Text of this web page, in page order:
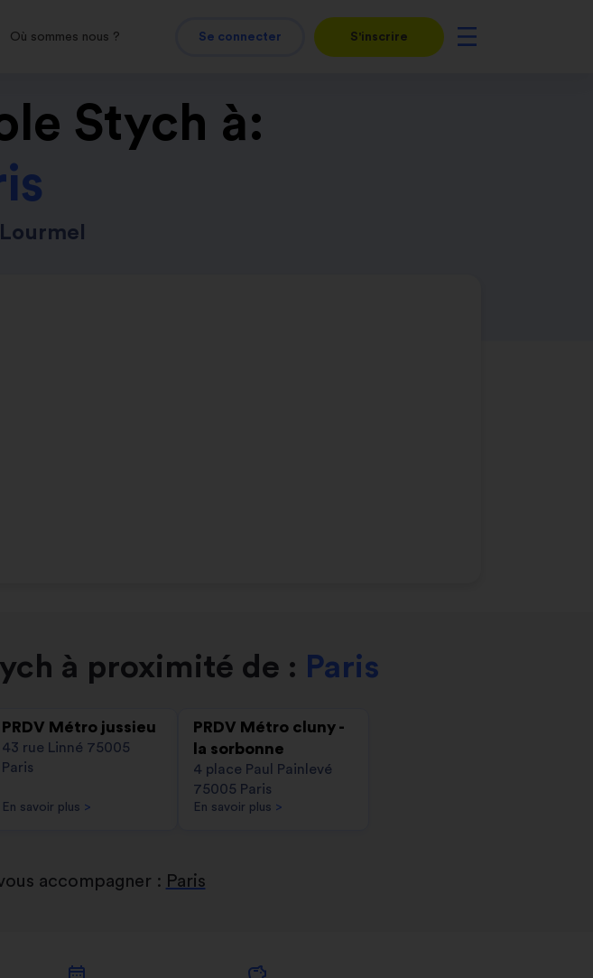
Où sommes nous ? Se connecter S'inscrire
Stych à:
à proximité de : Paris
PRDV Métro jussieu
43 rue Linné 75005
Paris
En savoir plus >
PRDV Métro cluny -
la sorbonne
4 place Paul Painlevé
75005 Paris
En savoir plus >
accompagner : Paris